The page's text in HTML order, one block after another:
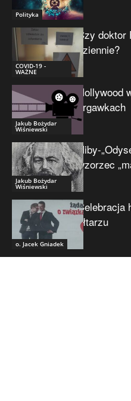
Polityka
COVID-19 -
WAŻNE
Czy doktor
dziennie?
Jakub Bożydar
Wiśniewski
Hollywood
drgawkach
Jakub Bożydar
Wiśniewski
Niby-
wzorzec
o. Jacek Gniadek
Celebracja
ołtarzu